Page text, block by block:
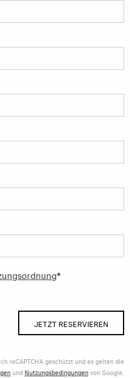
*
JETZT RESERVIEREN
reCAPTCHA geschützt und es gelten die
und Nutzungsbedingungenvon Google.